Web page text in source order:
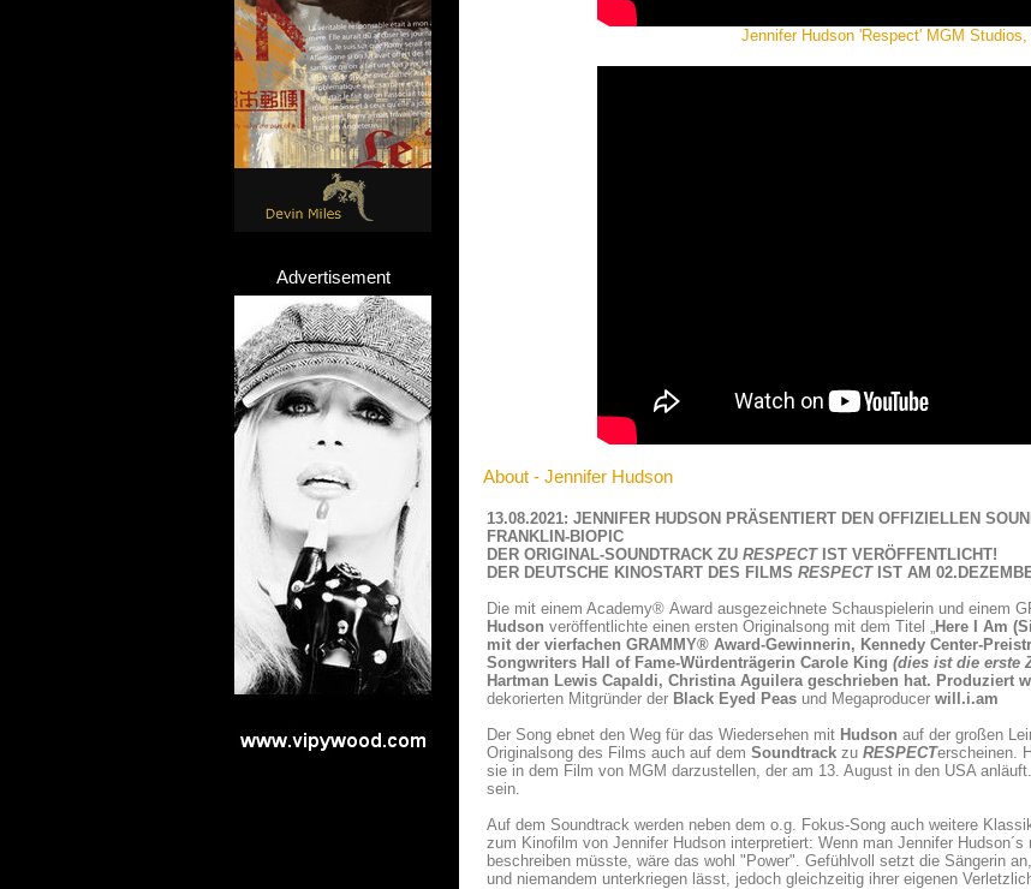
Advertisement
Jennifer Hudson 'Respect' MGM
About - Jennifer Hudson
13.08.2021: JENNIFER HUDSON PRÄSENTIERT DEN OFFIZIELLEN
FRANKLIN-BIOPIC
DER ORIGINAL-SOUNDTRACK ZU RESPECT IST VERÖFFENTLICHT!
DER DEUTSCHE KINOSTART DES FILMS RESPECTIST AM
Die mit einem Academy® Award ausgezeichnete Schauspielerin und einem
Hudson veröffentlichte einen ersten Originalsong mit dem Titel „Here I Am (S
mit der vierfachen GRAMMY® Award-Gewinnerin, Kennedy Center-
Songwriters Hall of Fame-Würdenträgerin Carole King (dies ist die erste
Hartman Lewis Capaldi, Christina Aguilera geschrieben hat. Produziert
dekorierten Mitgründer der Black Eyed Peas und Megaproducer will.i.am
Der Song ebnet den Weg für das Wiedersehen mit Hudson auf der großen
Originalsong des Films auch auf dem Soundtrack zu RESPECTerscheinen.
sie in dem Film von MGM darzustellen, der am 13. August in den USA
sein.
Auf dem Soundtrack werden neben dem o.g. Fokus-Song auch weitere
zum Kinofilm von Jennifer Hudson interpretiert: Wenn man Jennifer
beschreiben müsste, wäre das wohl "Power". Gefühlvoll setzt die Sängerin
und niemandem unterkriegen lässt, jedoch gleichzeitig ihrer eigenen